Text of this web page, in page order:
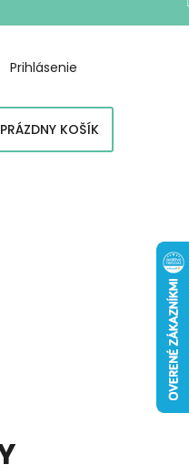
Prihlásenie
NÁKUPNÝ
KOŠÍK
PRÁZDNY KOŠÍK